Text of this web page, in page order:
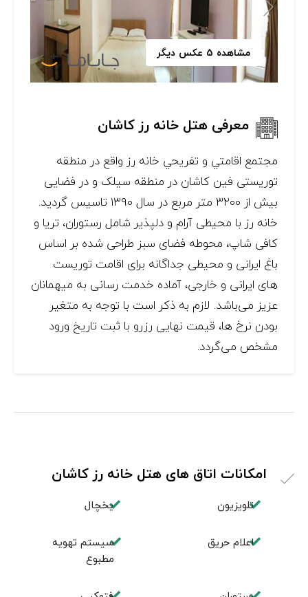
مشاهده 5 عکس دیگر
معرفی هتل خانه رز کاشان
مجتمع اقامتي و تفريحي خانه رز واقع در منطقه
توریستی فین کاشان در منطقه سیلک و در فضایی
بیش از ۳۲۰۰ متر مربع در سال ۱۳۹۰ تاسيس گرديد.
خانه رز با محیطی آرام و دلپذیر شامل رستوران، تریا و
کافی شاپ، محوطه فضای سبز طراحی شده بر اساس
باغ ایرانی و محیطی جداگانه برای اقامت توریست
های ایرانی و خارجی، آماده خدمت رسانی به میهمانان
عزیز می‌باشد. لازم به ذکر است با توجه به متغیر
بودن نرخ ها، قیمت نهایی رزرو با ثبت تاریخ ورود
مشخص می‌گردد.
امکانات اتاق های هتل خانه رز کاشان
تلویزیون یخچال
اعلام حریق
سیستم تهویه
مطبوع